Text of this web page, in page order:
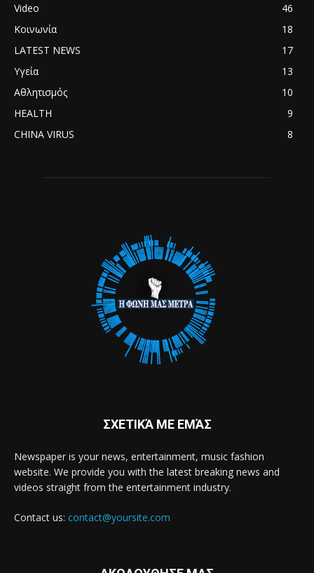
Video
46
Κοινωνία
18
LATEST NEWS
17
Υγεία
13
Αθλητισμός
10
HEALTH
9
CHINA VIRUS
8
ΣΧΕΤΙΚΆ ΜΕ ΕΜΆΣ
Newspaper is your news, entertainment, music fashion
website. We provide you with the latest breaking news and
videos straight from the entertainment industry.
Contact us: contact@yoursite.com